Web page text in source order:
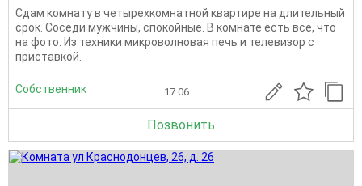
Сдам комнату в четырехкомнатной квартире на длительный
срок. Соседи мужчины, спокойные. В комнате есть все, что
на фото. Из техники микроволновая печь и телевизор с
приставкой.
Собственник 17.06
Позвонить